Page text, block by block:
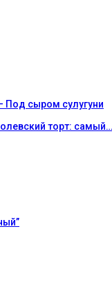
сыром сулугуни
торт: самый…